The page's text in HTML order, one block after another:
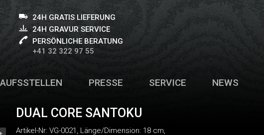
24H GRATIS LIEFERUNG
24H GRAVUR SERVICE
PERSÖNLICHE BERATUNG
+41 32 322 97 55
PRESSE SERVICE NEWS
DUAL CORE SANTOKU
Artikel-Nr: VG-0021 , Länge/Dimension: 18 cm,